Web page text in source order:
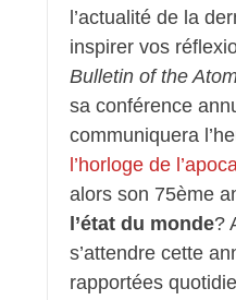
l’actualité de la
inspirer vos
Bulletin of the
sa conférence
communiquera
l’horloge de
alors son 75ème
l’état du monde?
s’attendre cette
rapportées